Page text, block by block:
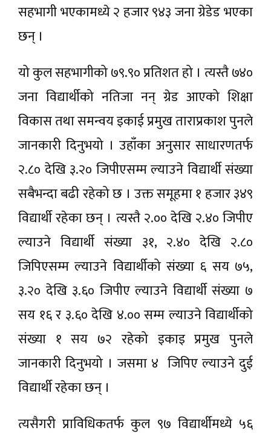
सहभागी भएकामध्ये २ हजार ९४३ जना ग्रेडेड भएका
छन् ।
यो कुल सहभागीको ७९.९० प्रतिशत हो । त्यस्तै ७४०
जना विद्यार्थीको नतिजा नन् ग्रेड आएको शिक्षा
विकास तथा समन्वय इकाई प्रमुख ताराप्रकाश पुनले
जानकारी दिनुभयो । उहाँका अनुसार साधारणतर्फ
२.८० देखि ३.२० जिपीएसम्म ल्याउने विद्यार्थी संख्या
सबैभन्दा बढी रहेको छ । उक्त समूहमा १ हजार ३४९
विद्यार्थी रहेका छन् । त्यस्तै २.०० देखि २.४० जिपीए
ल्याउने विद्यार्थी संख्या ३१, २.४० देखि २.८०
जिपिएसम्म ल्याउने विद्यार्थीको संख्या ६ सय ७५,
३.२० देखि ३.६० जिपीए ल्याउने विद्यार्थी संख्या ७
सय १६ र ३.६० देखि ४.०० सम्म ल्याउने विद्यार्थीको
संख्या १ सय ७२ रहेको इकाइ प्रमुख पुनले
जानकारी दिनुभयो । जसमा ४ जिपिए ल्याउने दुई
विद्यार्थी रहेका छन् ।
त्यसैगरी प्राविधिकतर्फ कुल ९७ विद्यार्थीमध्ये ५६